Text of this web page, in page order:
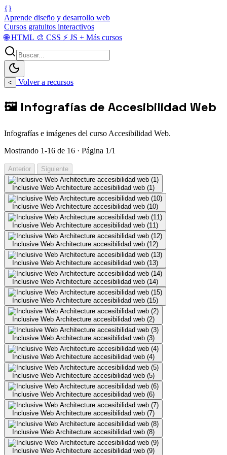
{}
Aprende diseño y desarrollo web
Cursos gratuitos interactivos
🌐HTML 🎨 CSS ⚡ JS + Más cursos
< Volver a recursos
🖼️ Infografías de Accesibilidad Web
Infografías e imágenes del curso Accesibilidad Web.
Mostrando 1-16 de 16 · Página 1/1
Anterior Siguiente
Inclusive Web Architecture accesibilidad web (1)
Inclusive Web Architecture accesibilidad web (10)
Inclusive Web Architecture accesibilidad web (11)
Inclusive Web Architecture accesibilidad web (12)
Inclusive Web Architecture accesibilidad web (13)
Inclusive Web Architecture accesibilidad web (14)
Inclusive Web Architecture accesibilidad web (15)
Inclusive Web Architecture accesibilidad web (2)
Inclusive Web Architecture accesibilidad web (3)
Inclusive Web Architecture accesibilidad web (4)
Inclusive Web Architecture accesibilidad web (5)
Inclusive Web Architecture accesibilidad web (6)
Inclusive Web Architecture accesibilidad web (7)
Inclusive Web Architecture accesibilidad web (8)
Inclusive Web Architecture accesibilidad web (9)